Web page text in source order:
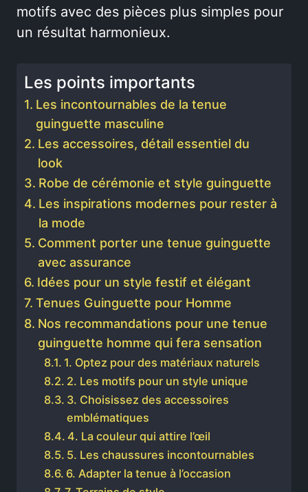
motifs avec des pièces plus simples pour
un résultat harmonieux.
Les points importants
Les incontournables de la tenue
guinguette masculine
Les accessoires, détail essentiel du
look
Robe de cérémonie et style guinguette
Les inspirations modernes pour rester à
la mode
Comment porter une tenue guinguette
avec assurance
Idées pour un style festif et élégant
Tenues Guinguette pour Homme
Nos recommandations pour une tenue
guinguette homme qui fera sensation
1. Optez pour des matériaux naturels
2. Les motifs pour un style unique
3. Choisissez des accessoires
emblématiques
4. La couleur qui attire l’œil
5. Les chaussures incontournables
6. Adapter la tenue à l’occasion